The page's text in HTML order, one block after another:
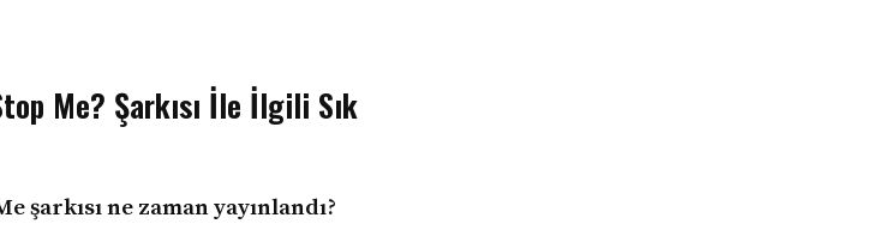
Me? Şarkısı İle İlgili Sık
şarkısı ne zaman yayınlandı?